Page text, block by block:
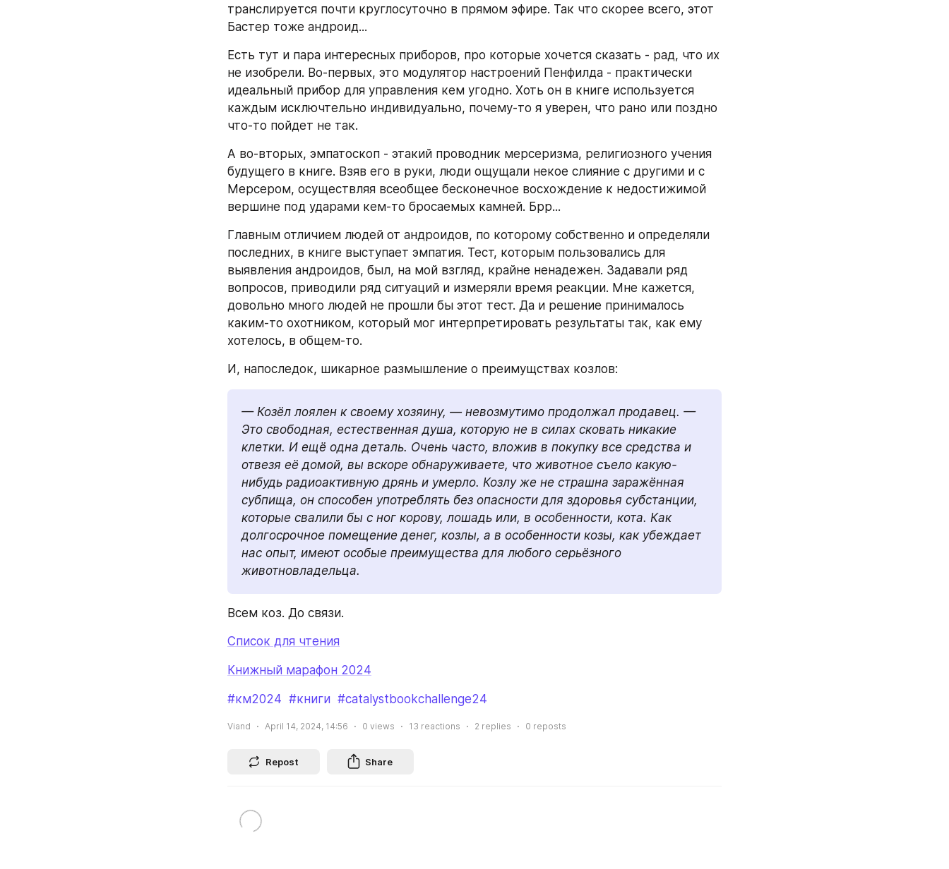
транслируется почти круглосуточно в прямом эфире. Так что скорее всего, этот
Бастер тоже андроид...
Есть тут и пара интересных приборов, про которые хочется сказать - рад, что их
не изобрели. Во-первых, это модулятор настроений Пенфилда - практически
идеальный прибор для управления кем угодно. Хоть он в книге используется
каждым исключтельно индивидуально, почему-то я уверен, что рано или поздно
что-то пойдет не так.
А во-вторых, эмпатоскоп - этакий проводник мерсеризма, религиозного учения
будущего в книге. Взяв его в руки, люди ощущали некое слияние с другими и с
Мерсером, осуществляя всеобщее бесконечное восхождение к недостижимой
вершине под ударами кем-то бросаемых камней. Брр...
Главным отличием людей от андроидов, по которому собственно и определяли
последних, в книге выступает эмпатия. Тест, которым пользовались для
выявления андроидов, был, на мой взгляд, крайне ненадежен. Задавали ряд
вопросов, приводили ряд ситуаций и измеряли время реакции. Мне кажется,
довольно много людей не прошли бы этот тест. Да и решение принималось
каким-то охотником, который мог интерпретировать результаты так, как ему
хотелось, в общем-то.
И, напоследок, шикарное размышление о преимущствах козлов:
— Козёл лоялен к своему хозяину, — невозмутимо продолжал продавец. —
Это свободная, естественная душа, которую не в силах сковать никакие
клетки. И ещё одна деталь. Очень часто, вложив в покупку все средства и
отвезя её домой, вы вскоре обнаруживаете, что животное съело какую-
нибудь радиоактивную дрянь и умерло. Козлу же не страшна заражённая
субпища, он способен употреблять без опасности для здоровья субстанции,
которые свалили бы с ног корову, лошадь или, в особенности, кота. Как
долгосрочное помещение денег, козлы, а в особенности козы, как убеждает
нас опыт, имеют особые преимущества для любого серьёзного
животновладельца.
Всем коз. До связи.
Список для чтения
Книжный марафон 2024
#км2024 #книги #catalystbookchallenge24
Viand April 14, 2024, 14:56 0 views 13 reactions 2 replies 0 reposts
Repost Share